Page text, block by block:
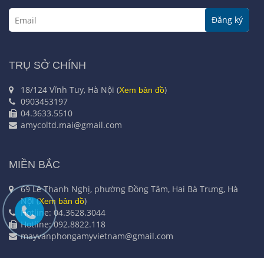
Đăng ký
TRỤ SỞ CHÍNH
18/124 Vĩnh Tuy, Hà Nội (Xem bản đồ)
0903453197
04.3633.5510
amycoltd.mai@gmail.com
MIỀN BẮC
69 Lê Thanh Nghị, phường Đồng Tâm, Hai Bà Trưng, Hà
Nội (Xem bản đồ)
Hotline: 04.3628.3044
Hotline: 092.8822.118
mayvanphongamyvietnam@gmail.com